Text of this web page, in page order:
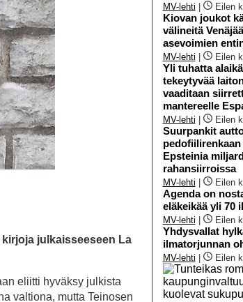
julkaisseeseen La
eliitti hyväksy julkista
valtiona, mutta Teinosen
MV-lehti Eilen
Kiovan joukot
välineitä
asevoimien
MV-lehti Eilen
Yli tuhatta
tekeytyvää
vaaditaan
mantereelle
MV-lehti Eilen
Suurpankit
Epsteinia
rahansiirroissa
MV-lehti Eilen
Agenda on
eläkeikää yli 70
MV-lehti Eilen
Yhdysvallat
ilmatorjunnan
MV-lehti Eilen